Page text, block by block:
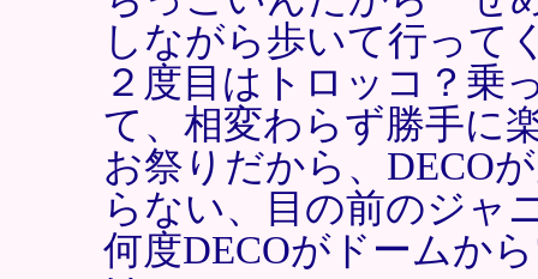
しながら歩いて行って
２度目はトロッコ？
て、相変わらず勝手に
お祭りだから、DECO
らない、目の前のジャ
何度DECOがドームか